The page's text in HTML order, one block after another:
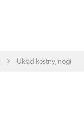
Układ kostny, nogi